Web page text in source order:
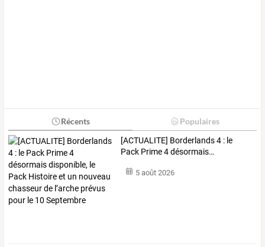
Récents Populaires
[ACTUALITE] Borderlands4 : le
Pack Prime4désormais…
5 août 2026